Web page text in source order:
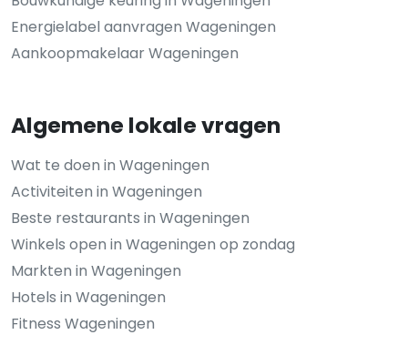
Energielabel aanvragen Wageningen
Aankoopmakelaar Wageningen
Algemene lokale vragen
Wat te doen in Wageningen
Activiteiten in Wageningen
Beste restaurants in Wageningen
Winkels open in Wageningen op zondag
Markten in Wageningen
Hotels in Wageningen
Fitness Wageningen